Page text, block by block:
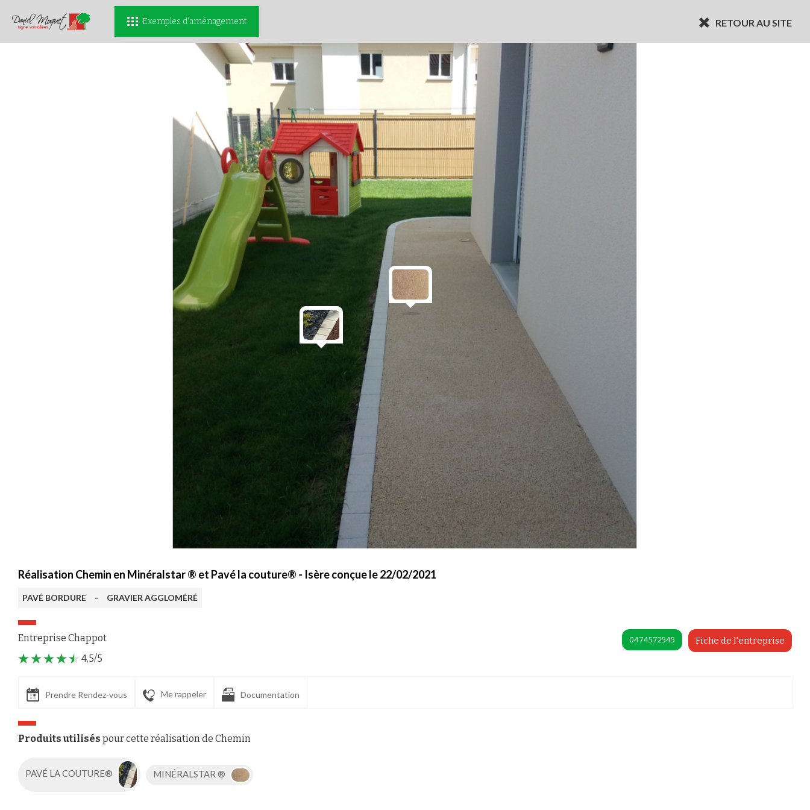
RETOUR AU SITE
Exemples d'aménagement
Réalisation Chemin en Minéralstar ® et Pavé la couture® - Isère conçue le 22/02/2021
PAVÉ BORDURE - GRAVIER AGGLOMÉRÉ
Entreprise Chappot Fiche de l'entreprise
0474572545
4,5/5
Prendre Rendez-vous Me rappeler Documentation
Produits utilisés pour cette réalisation de Chemin
PAVÉ LA COUTURE® MINÉRALSTAR ®